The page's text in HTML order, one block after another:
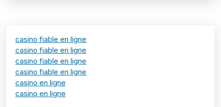
casino fiable en ligne
casino fiable en ligne
casino fiable en ligne
casino fiable en ligne
casino en ligne
casino en ligne